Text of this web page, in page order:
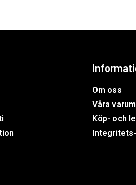
Om oss
Våra
Köp- och